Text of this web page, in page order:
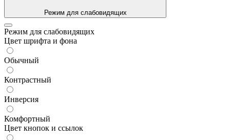
Режим для слабовидящих
Режим для слабовидящих
Цвет шрифта и фона
Обычный
Контрастный
Инверсия
Комфортный
Цвет кнопок и ссылок